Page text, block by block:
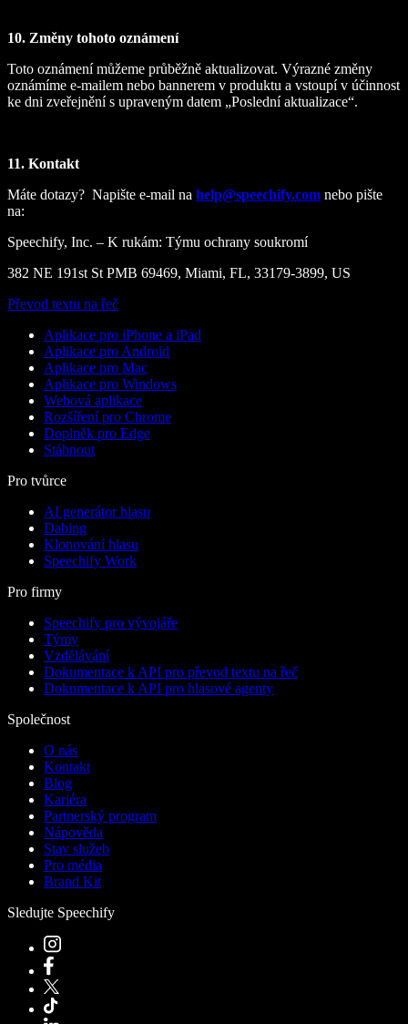
10. Změny tohoto oznámení
Toto oznámení můžeme průběžně aktualizovat. Výrazné změny
oznámíme e‑mailem nebo bannerem v produktu a vstoupí v účinnost
ke dni zveřejnění s upraveným datem „Poslední aktualizace“.
11. Kontakt
Máte dotazy? Napište e‑mail na help@speechify.com nebo pište
na:
Speechify, Inc. – K rukám: Týmu ochrany soukromí
382 NE 191st St PMB 69469, Miami, FL, 33179-3899, US
Převod textu na řeč
Aplikace pro iPhone a iPad
Aplikace pro Android
Aplikace pro Mac
Aplikace pro Windows
Webová aplikace
Rozšíření pro Chrome
Doplněk pro Edge
Stáhnout
Pro tvůrce
AI generátor hlasu
Dabing
Klonování hlasu
Speechify Work
Pro firmy
Speechify pro vývojáře
Týmy
Vzdělávání
Dokumentace k API pro převod textu na řeč
Dokumentace k API pro hlasové agenty
Společnost
O nás
Kontakt
Blog
Kariéra
Partnerský program
Nápověda
Stav služeb
Pro média
Brand Kit
Sledujte Speechify